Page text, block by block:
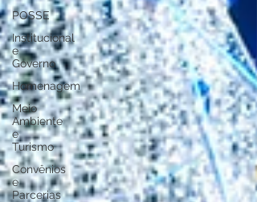
POSSE
Institucional
e
Governo
Homenagem
Meio
Ambiente
e
Turismo
Convênios
e
Parcerias